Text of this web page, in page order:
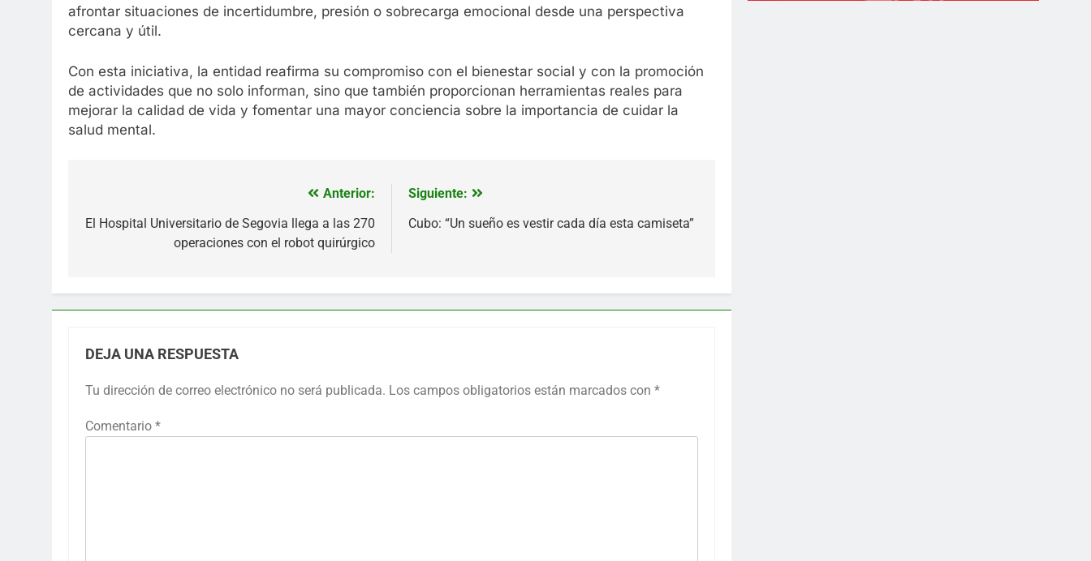
afrontar situaciones de incertidumbre, presión o sobrecarga emocional desde una perspectiva
cercana y útil.
Con esta iniciativa, la entidad reafirma su compromiso con el bienestar social y con la promoción
de actividades que no solo informan, sino que también proporcionan herramientas reales para
mejorar la calidad de vida y fomentar una mayor conciencia sobre la importancia de cuidar la
salud mental.
de
Anterior:
El Hospital Universitario de Segovia llega a las 270
operaciones con el robot quirúrgico
Siguiente:
Cubo: “Un sueño es vestir cada día esta camiseta”
DEJA UNA RESPUESTA
Tu dirección de correo electrónico no será publicada. Los campos obligatorios están marcados con *
Comentario *